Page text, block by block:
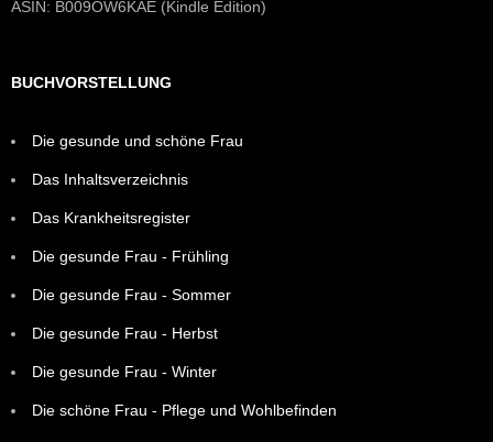
ASIN: B009OW6KAE (Kindle Edition)
BUCHVORSTELLUNG
Die gesunde und schöne Frau
Das Inhaltsverzeichnis
Das Krankheitsregister
Die gesunde Frau - Frühling
Die gesunde Frau - Sommer
Die gesunde Frau - Herbst
Die gesunde Frau - Winter
Die schöne Frau - Pflege und Wohlbefinden